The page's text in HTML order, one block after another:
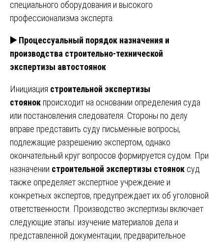
специального оборудования и высокого
профессионализма эксперта.
▶️Процессуальный порядок назначения и
производства строительно-технической
экспертизы автостоянок
Инициация строительной экспертизы
стоянок происходит на основании определения суда
или постановления следователя. Стороны по делу
вправе представить суду письменные вопросы,
подлежащие разрешению экспертом, однако
окончательный круг вопросов формируется судом. При
назначении строительной экспертизы стоянок суд
также определяет экспертное учреждение и
конкретных экспертов, предупреждает их об уголовной
ответственности. Производство экспертизы включает
следующие этапы: изучение материалов дела и
представленной документации, предварительное